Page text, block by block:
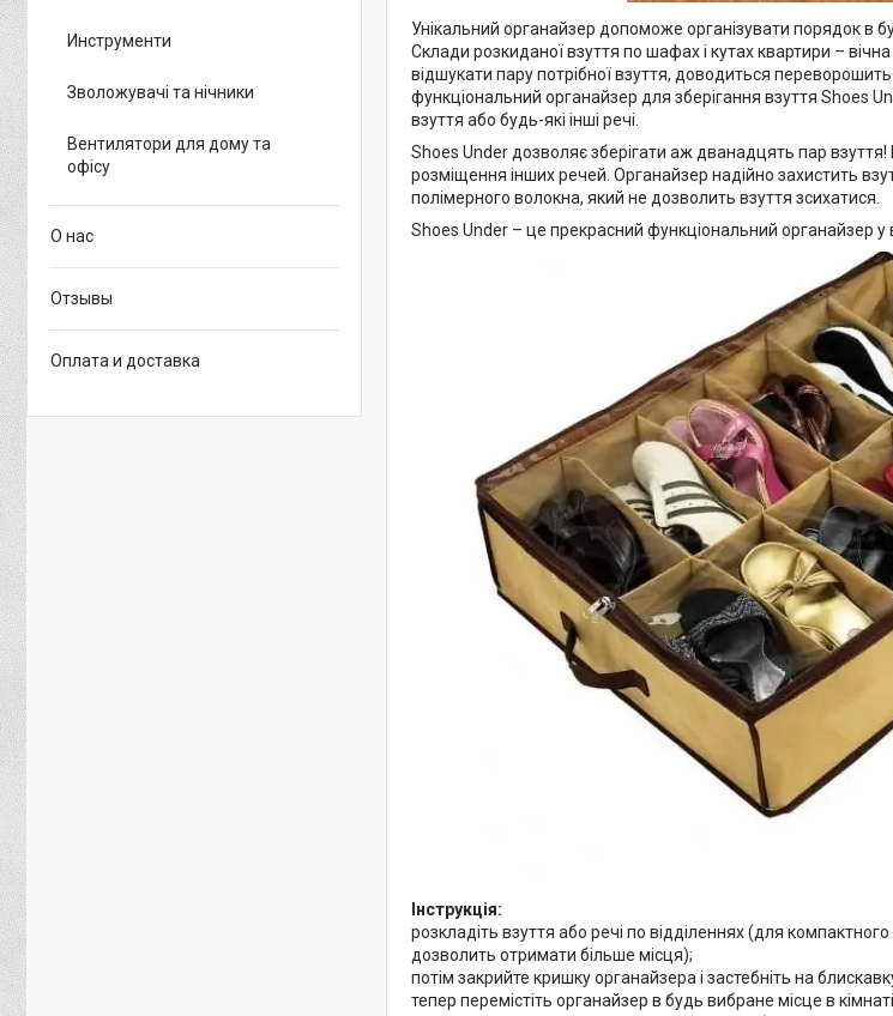
Унікальний органайзер допоможе організувати порядок в
Склади розкиданої взуття по шафах і кутах квартири –
відшукати пару потрібної взуття, доводиться
функціональний органайзер для зберігання взуття Shoes
взуття або будь-які інші речі.
Shoes Under дозволяє зберігати аж дванадцять пар взуття!
розміщення інших речей. Органайзер надійно захистить
полімерного волокна, який не дозволить взуття зсихатися.
Shoes Under – це прекрасний функціональний органайзер у
Інструкція:
розкладіть взуття або речі по відділеннях (для
дозволить отримати більше місця);
потім закрийте кришку органайзера і застебніть на
тепер перемістіть органайзер в будь вибране місце в
Инструменти
Зволожувачі та нічники
Вентилятори для дому та
офісу
О нас
Отзывы
Оплата и доставка